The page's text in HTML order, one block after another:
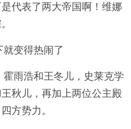
代表了两大帝国啊！维娜
变得热闹了
雨浩和王冬儿，史莱克学
秋儿，再加上两位公主殿
方势力。